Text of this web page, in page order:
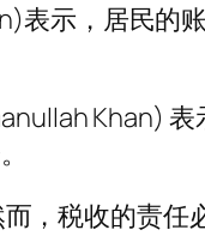
表示，居民的
Khan)
，税收的责任